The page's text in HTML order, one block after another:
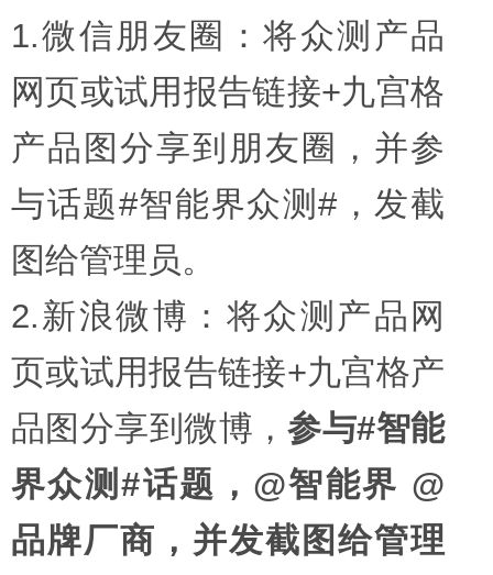
1.微信朋友圈：将众测产品
网页或试用报告链接+九宫格
产品图分享到朋友圈，并参
与话题#智能界众测#，发截
图给管理员。
2.新浪微博：将众测产品网
页或试用报告链接+九宫格产
品图分享到微博，参与#智能
界众测#话题，@智能界 @
品牌厂商，并发截图给管理